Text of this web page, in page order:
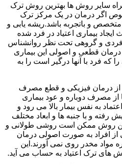
سایر روش ها بهترین روش ترک
اگر درمان در یک مرکز ترک
متخصص و باتجربه باشد.ریشه یابی و
بیماری اعتیاد در فرد شده
فردی و گروهی تحت نظر روانشناس
قطعی و اصولی این بیماری
که فرد با آنها درگیر است را به
درمان فیزیکی و قطع مصرف
از مصرف دوباره و عود بیماری
به نفس بیمار بالا می رود و
رفته و با جنبه ها و ابعاد مختلف
روش ممکن است روشی طولانی و
از افراد به صورت اصولی درمان
مواد مخدر روی نمی آورند.این
های ترک اعتیاد به حساب می آید.